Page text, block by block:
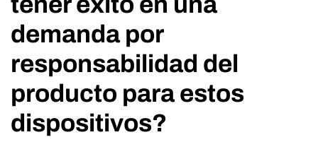
demanda por
responsabilidad del
producto para estos
dispositivos?